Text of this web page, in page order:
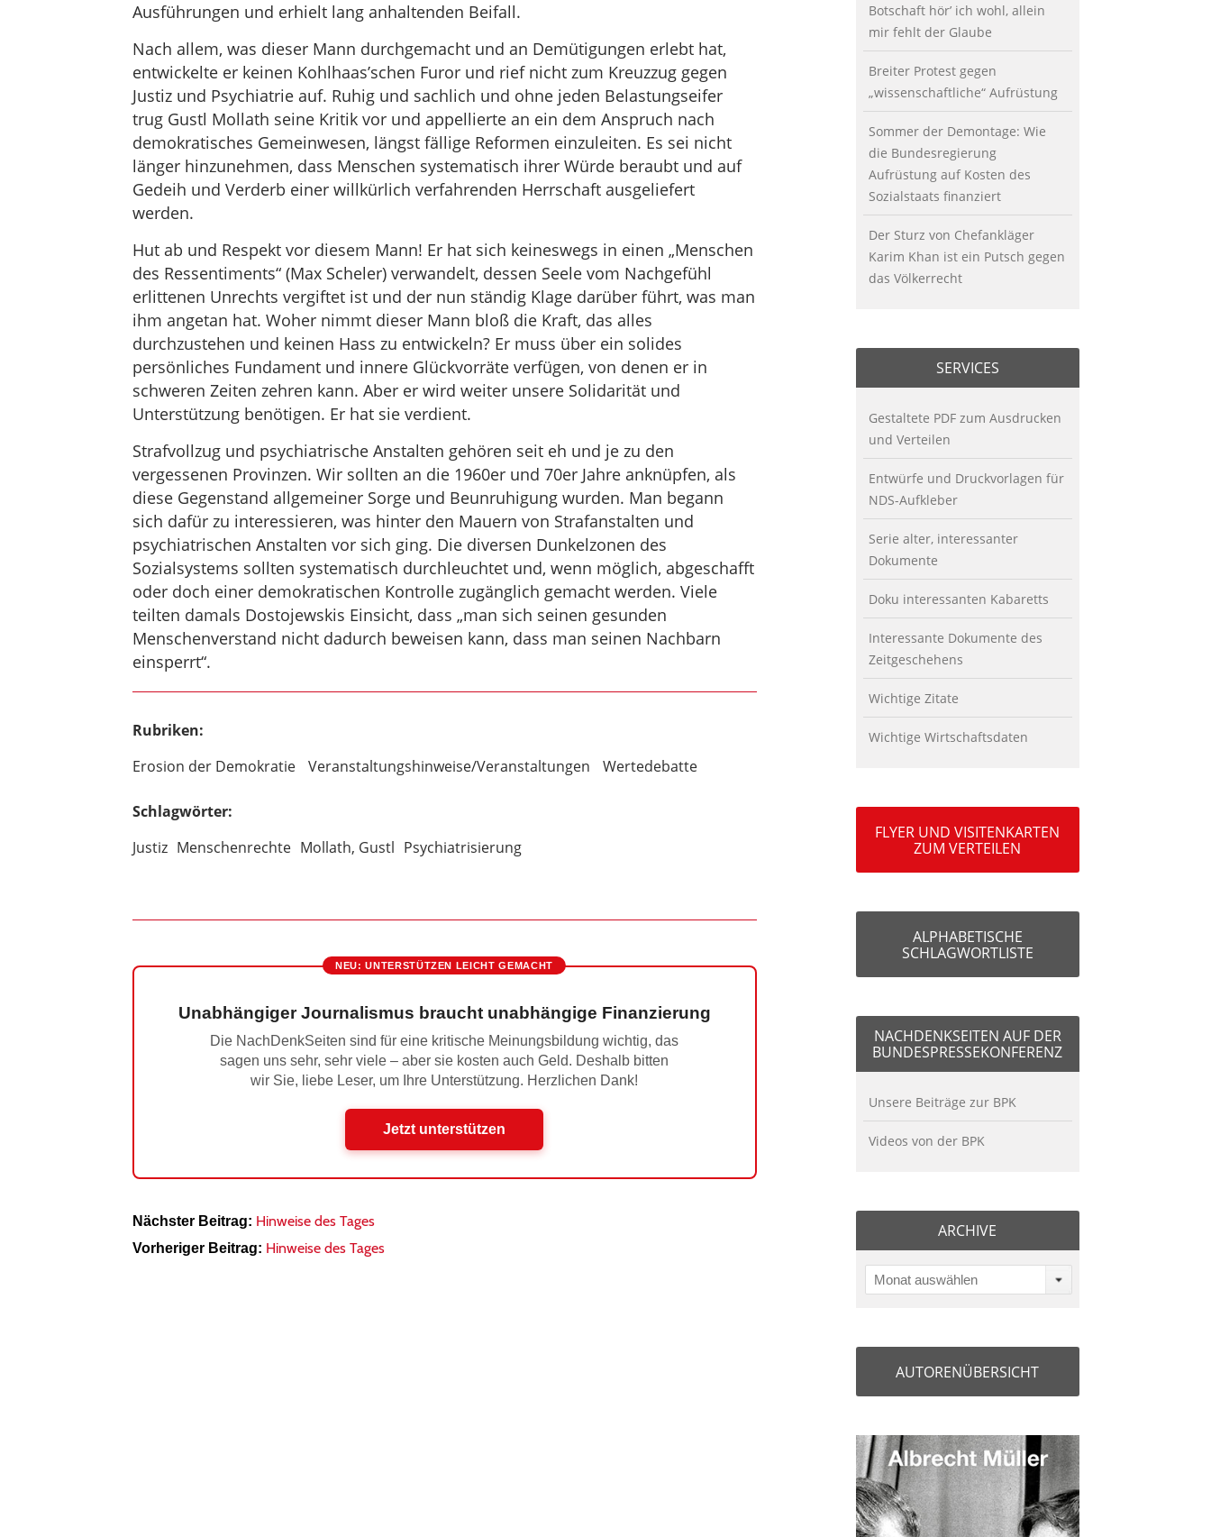
Ausführungen und erhielt lang anhaltenden Beifall.
Nach allem, was dieser Mann durchgemacht und an Demütigungen erlebt hat,
entwickelte er keinen Kohlhaas’schen Furor und rief nicht zum Kreuzzug gegen
Justiz und Psychiatrie auf. Ruhig und sachlich und ohne jeden Belastungseifer
trug Gustl Mollath seine Kritik vor und appellierte an ein dem Anspruch nach
demokratisches Gemeinwesen, längst fällige Reformen einzuleiten. Es sei nicht
länger hinzunehmen, dass Menschen systematisch ihrer Würde beraubt und auf
Gedeih und Verderb einer willkürlich verfahrenden Herrschaft ausgeliefert
werden.
Hut ab und Respekt vor diesem Mann! Er hat sich keineswegs in einen „Menschen
des Ressentiments“ (Max Scheler) verwandelt, dessen Seele vom Nachgefühl
erlittenen Unrechts vergiftet ist und der nun ständig Klage darüber führt, was man
ihm angetan hat. Woher nimmt dieser Mann bloß die Kraft, das alles
durchzustehen und keinen Hass zu entwickeln? Er muss über ein solides
persönliches Fundament und innere Glückvorräte verfügen, von denen er in
schweren Zeiten zehren kann. Aber er wird weiter unsere Solidarität und
Unterstützung benötigen. Er hat sie verdient.
Strafvollzug und psychiatrische Anstalten gehören seit eh und je zu den
vergessenen Provinzen. Wir sollten an die 1960er und 70er Jahre anknüpfen, als
diese Gegenstand allgemeiner Sorge und Beunruhigung wurden. Man begann
sich dafür zu interessieren, was hinter den Mauern von Strafanstalten und
psychiatrischen Anstalten vor sich ging. Die diversen Dunkelzonen des
Sozialsystems sollten systematisch durchleuchtet und, wenn möglich, abgeschafft
oder doch einer demokratischen Kontrolle zugänglich gemacht werden. Viele
teilten damals Dostojewskis Einsicht, dass „man sich seinen gesunden
Menschenverstand nicht dadurch beweisen kann, dass man seinen Nachbarn
einsperrt“.
Rubriken:
Erosion der Demokratie
Veranstaltungshinweise/Veranstaltungen Wertedebatte
Schlagwörter:
Justiz Menschenrechte Mollath, Gustl Psychiatrisierung
NEU: UNTERSTÜTZEN LEICHT GEMACHT
Unabhängiger Journalismus braucht unabhängige Finanzierung
Die NachDenkSeiten sind für eine kritische Meinungsbildung wichtig, das
sagen uns sehr, sehr viele – aber sie kosten auch Geld. Deshalb bitten
wir Sie, liebe Leser, um Ihre Unterstützung. Herzlichen Dank!
Jetzt unterstützen
Nächster Beitrag: Hinweise des Tages
Vorheriger Beitrag: Hinweise des Tages
Botschaft hör’ ich wohl, allein
mir fehlt der Glaube
Breiter Protest gegen
„wissenschaftliche“ Aufrüstung
Sommer der Demontage: Wie
die Bundesregierung
Aufrüstung auf Kosten des
Sozialstaats finanziert
Der Sturz von Chefankläger
Karim Khan ist ein Putsch gegen
das Völkerrecht
SERVICES
Gestaltete PDF zum Ausdrucken
und Verteilen
Entwürfe und Druckvorlagen für
NDS-Aufkleber
Serie alter, interessanter
Dokumente
Doku interessanten Kabaretts
Interessante Dokumente des
Zeitgeschehens
Wichtige Zitate
Wichtige Wirtschaftsdaten
FLYER UND VISITENKARTEN
ZUM VERTEILEN
ALPHABETISCHE
SCHLAGWORTLISTE
NACHDENKSEITEN AUF DER
BUNDESPRESSEKONFERENZ
Unsere Beiträge zur BPK
Videos von der BPK
ARCHIVE
Monat auswählen
AUTORENÜBERSICHT